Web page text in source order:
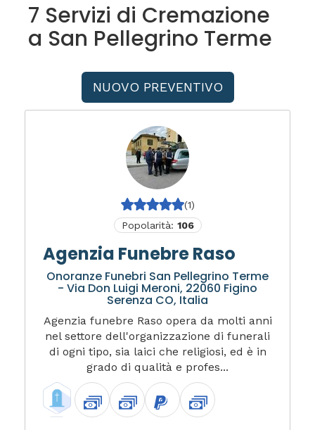
7 Servizi di Cremazione
a San Pellegrino Terme
NUOVO PREVENTIVO
(1)
Popolarità: 106
Agenzia Funebre Raso
Onoranze Funebri San Pellegrino Terme
- Via Don Luigi Meroni, 22060 Figino
Serenza CO, Italia
Agenzia funebre Raso opera da molti anni
nel settore dell'organizzazione di funerali
di ogni tipo, sia laici che religiosi, ed è in
grado di qualità e profes...